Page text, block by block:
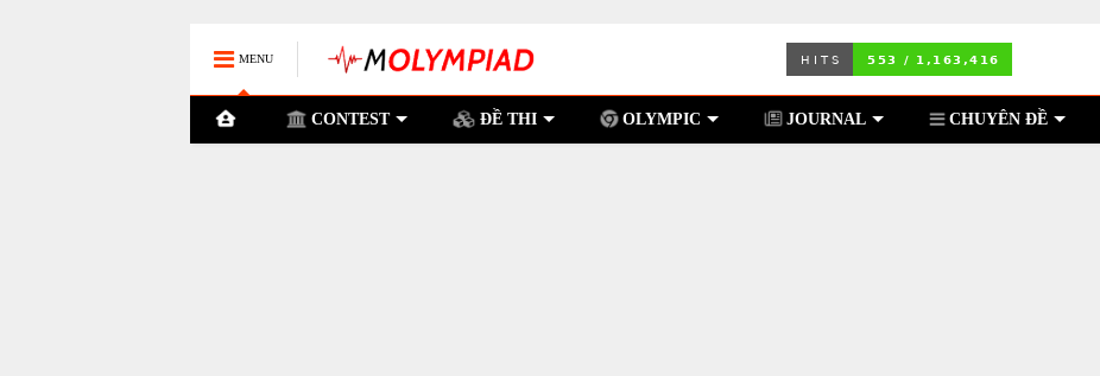
MENU
CONTEST ĐỀ THI OLYMPIC JOURNAL CHUYÊN ĐỀ